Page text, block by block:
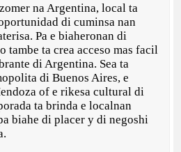
na Argentina, local ta
di cuminsa nan
Pa e biaheronan di
tambe ta crea acceso mas facil
di Argentina. Sea ta
di Buenos Aires, e
of e rikesa cultural di
ta brinda e localnan
biahe di placer y di negoshi